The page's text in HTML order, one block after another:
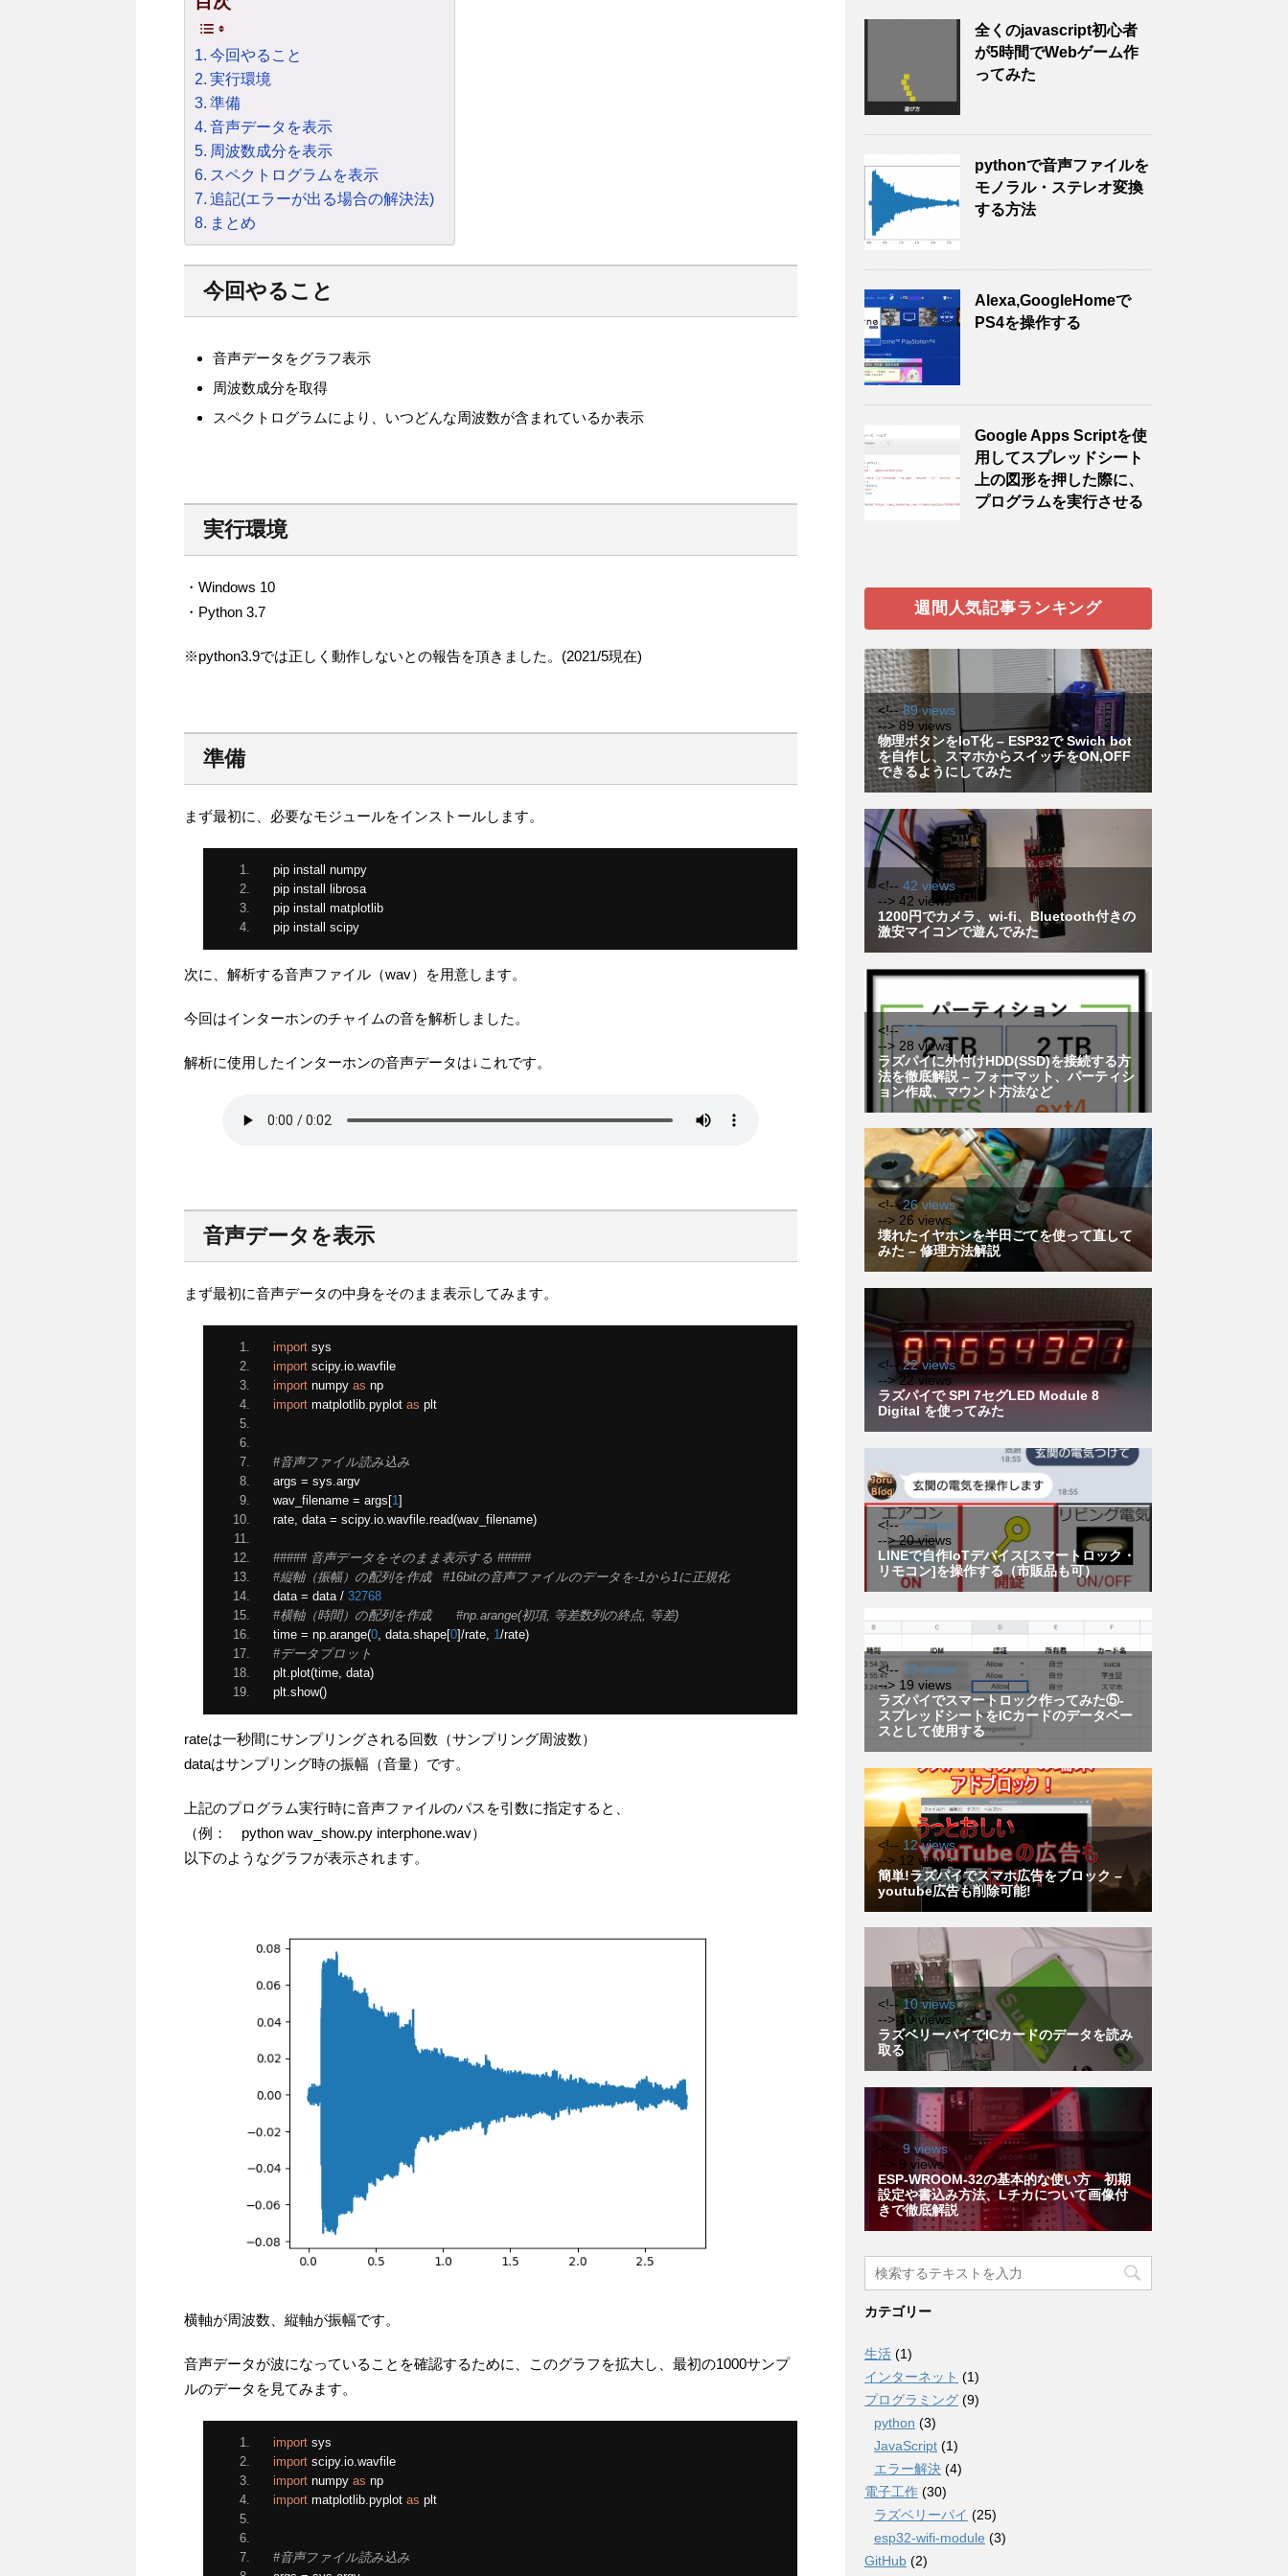
今回やること
実行環境
準備
音声データを表示
周波数成分を表示
スペクトログラムを表示
追記(エラーが出る場合の解決法)
まとめ
今回やること
音声データをグラフ表示
周波数成分を取得
スペクトログラムにより、いつどんな周波数が含まれているか表示
実行環境
・Windows 10
・Python 3.7
※python3.9では正しく動作しないとの報告を頂きました。(2021/5現在)
準備
まず最初に、必要なモジュールをインストールします。
pip install numpy
pip install librosa
pip install matplotlib
pip install scipy
次に、解析する音声ファイル（wav）を用意します。
今回はインターホンのチャイムの音を解析しました。
解析に使用したインターホンの音声データは↓これです。
音声データを表示
まず最初に音声データの中身をそのまま表示してみます。
import sys
import scipy.io.wavfile
import numpy as np
import matplotlib.pyplot as plt
#音声ファイル読み込み
args = sys.argv
wav_filename = args [1]
rate, data = scipy.io.wavfile.read(wav_filename)
##### 音声データをそのまま表示する #####
#縦軸（振幅）の配列を作成   #16bitの音声ファイルのデータを-1から1に正規化
data = data / 32768
#横軸（時間）の配列を作成　　#np.arange(初項, 等差数列の終点, 等差)
time = np.arange(0, data.shape[0]/rate, 1/rate)
#データプロット
plt.plot(time, data)
plt.show()
rateは一秒間にサンプリングされる回数（サンプリング周波数）
dataはサンプリング時の振幅（音量）です。
上記のプログラム実行時に音声ファイルのパスを引数に指定すると、
（例： python wav_show.py interphone.wav）
以下のようなグラフが表示されます。
横軸が周波数、縦軸が振幅です。
音声データが波になっていることを確認するために、このグラフを拡大し、最初の1000サンプ
ルのデータを見てみます。
import sys
import scipy.io.wavfile
import numpy as np
import matplotlib.pyplot as plt
#音声ファイル読み込み
全くのjavascript初心者
が5時間でWebゲーム作
ってみた
pythonで音声ファイルを
モノラル・ステレオ変換
する方法
Alexa,GoogleHomeで
PS4を操作する
Google Apps Scriptを使
用してスプレッドシート
上の図形を押した際に、
プログラムを実行させる
週間人気記事ランキング
カテゴリー
生活 (1)
インターネット (1)
プログラミング (9)
python (3)
JavaScript (1)
エラー解決 (4)
電子工作 (30)
ラズベリーパイ (25)
esp32-wifi-module (3)
GitHub (2)